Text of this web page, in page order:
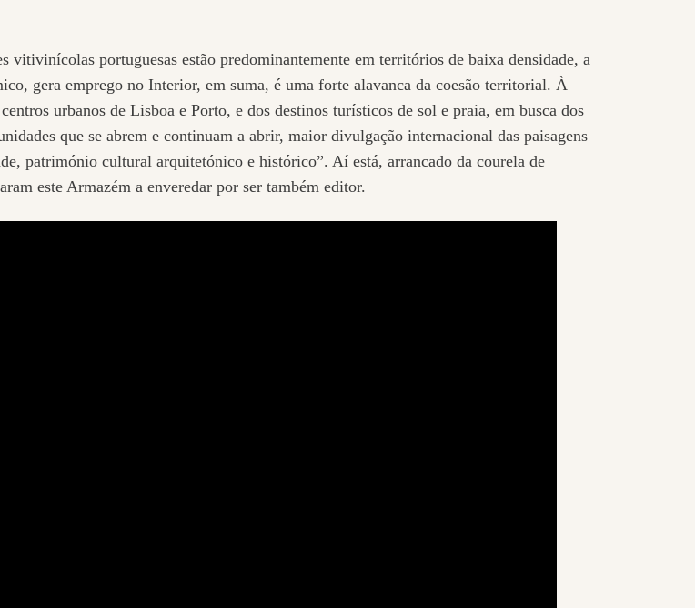
vitivinícolas portuguesas estão predominantemente em territórios de baixa densidade, a
gera emprego no Interior, em suma, é uma forte alavanca da coesão territorial. À
urbanos de Lisboa e Porto, e dos destinos turísticos de sol e praia, em busca dos
que se abrem e continuam a abrir, maior divulgação internacional das paisagens
património cultural arquitetónico e histórico”. Aí está, arrancado da courela de
este Armazém a enveredar por ser também editor.